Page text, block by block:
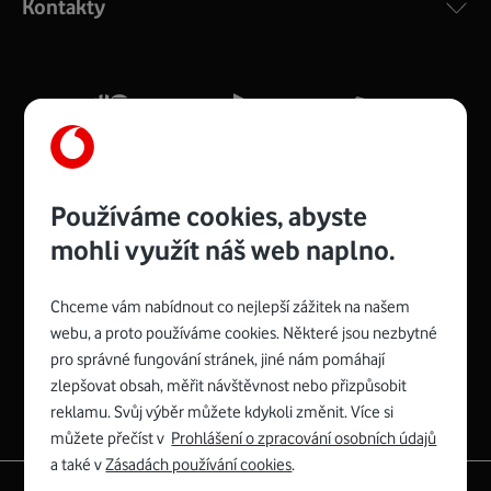
silný signál pro celou domácnost. Kompaktní rozměry 21
Více o COMPAL CH7465VF
Zyxel VMG8623-T50B:
Rozměry modemu jsou 16 x 22 x 7,5 cm (včetně stojánku)
a nabízí 4 gigabitové LAN porty a bezdrátové připojení Wi-
Fi ve verzích 802.11 b/g/n/ac pro frekvenci 2,4 GHz a
Spojte se s Vodafonem
Kontakty
Používáme cookies, abyste
mohli využít náš web naplno.
Chceme vám nabídnout co nejlepší zážitek na našem
webu, a proto používáme cookies. Některé jsou nezbytné
pro správné fungování stránek, jiné nám pomáhají
zlepšovat obsah, měřit návštěvnost nebo přizpůsobit
reklamu. Svůj výběr můžete kdykoli změnit. Více si
můžete přečíst v Prohlášení o zpracování osobních údajů
a také vZásadách používání cookies.